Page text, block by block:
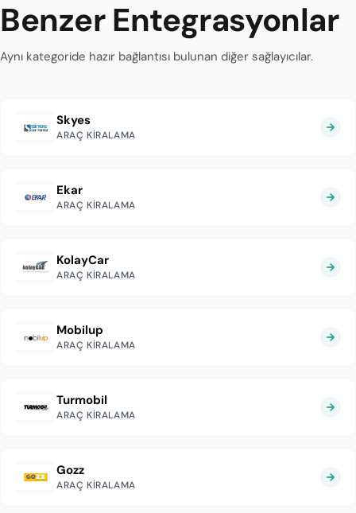
Benzer Entegrasyonlar
Aynı kategoride hazır bağlantısı bulunan diğer sağlayıcılar.
Skyes
ARAÇ KIRALAMA
Ekar
ARAÇ KIRALAMA
KolayCar
ARAÇ KIRALAMA
Mobilup
ARAÇ KIRALAMA
Turmobil
ARAÇ KIRALAMA
Gozz
ARAÇ KIRALAMA